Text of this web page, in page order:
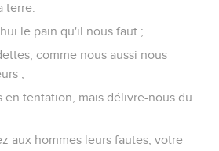
terre.
le pain qu'il nous faut ;
comme nous aussi nous
;
en tentation, mais délivre-nous du
aux hommes leurs fautes, votre